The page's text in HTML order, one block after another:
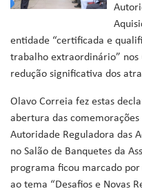
entidade “certificada e
trabalho extraordinário” nos
redução significativa dos
Olavo Correia fez estas
abertura das
Autoridade Reguladora das
no Salão de Banquetes da
programa ficou marcado
ao tema “Desafios e Novas